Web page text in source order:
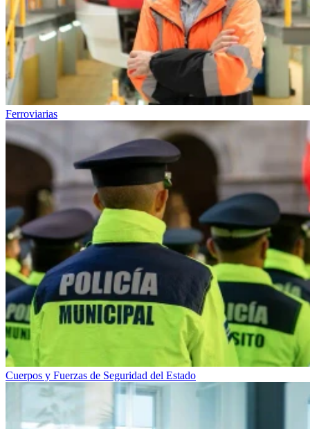
Ferroviarias
Cuerpos y Fuerzas de Seguridad del Estado